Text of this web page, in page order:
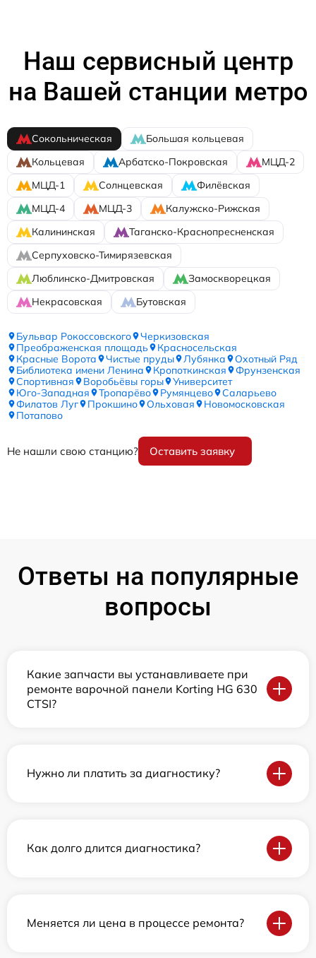
Наш сервисный центр
на Вашей станции метро
Сокольническая
Большая кольцевая
Кольцевая
Арбатско-Покровская
МЦД-2
МЦД-1
Солнцевская
Филёвская
МЦД-4
МЦД-3
Калужско-Рижская
Калининская
Таганско-Краснопресненская
Серпуховско-Тимирязевская
Люблинско-Дмитровская
Замоскворецкая
Некрасовская
Бутовская
Бульвар Рокоссовского
Черкизовская
Преображенская площадь
Красносельская
Красные Ворота
Чистые пруды Лубянка
Охотный Ряд
Библиотека имени Ленина
Кропоткинская
Фрунзенская
Спортивная
Воробьёвы горы
Университет
Юго-Западная
Тропарёво Румянцево
Саларьево
Филатов Луг
Прокшино Ольховая
Новомосковская
Потапово
Не нашли свою станцию? Оставить заявку
Ответы на популярные
вопросы
Какие запчасти вы устанавливаете при
ремонте варочной панели Korting HG 630
CTSI?
Нужно ли платить за диагностику?
Как долго длится диагностика?
Меняется ли цена в процессе ремонта?